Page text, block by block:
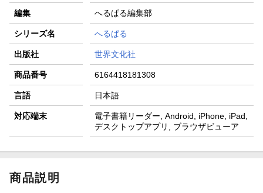
編集 へるぱる編集部
シリーズ名 へるぱる
出版社 世界文化社
商品番号 6164418181308
言語 日本語
対応端末
電子書籍リーダー, Android, iPhone, iPad,
デスクトップアプリ, ブラウザビューア
商品説明